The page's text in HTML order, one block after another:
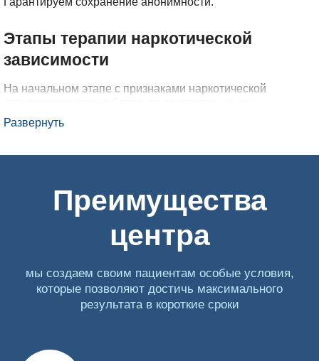
Этапы терапии наркотической
зависимости
На начальном этапе с признаками наркотической
средствами, но при отсутствии интенсивного
психологического воздействия преодолеть ее
в несколько этапов:
очищения организма, в котором накапливаются
продукты распада опиатов или психостимуляторов, их
токсические соединения. С помощью капельницы врач
успешно борется с абстинентным синдромом,
проводит снятие ломки.
Развернуть
Преимущества
центра
мы создаем своим пациентам особые условия,
которые позволяют достичь максимального
результата в короткие сроки